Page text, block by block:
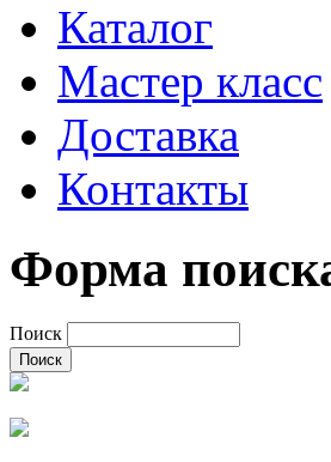
Каталог
Мастер класс
Доставка
Контакты
Форма
Поиск